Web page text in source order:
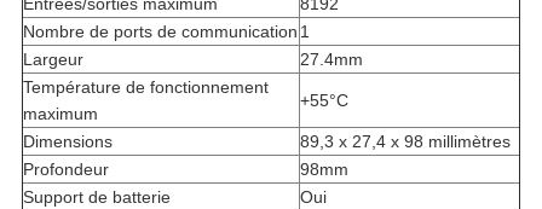
Entrées/sorties maximum
8192
Nombre de ports de communication 1
Largeur
27.4mm
Température de fonctionnement
maximum
+55°C
Dimensions
89,3 x 27,4 x 98 millimètres
Profondeur
98mm
Support de batterie
Oui